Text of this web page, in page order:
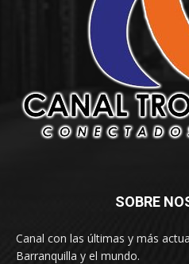
SOBRE
Canal con las últimas y más
Barranquilla y el mundo.